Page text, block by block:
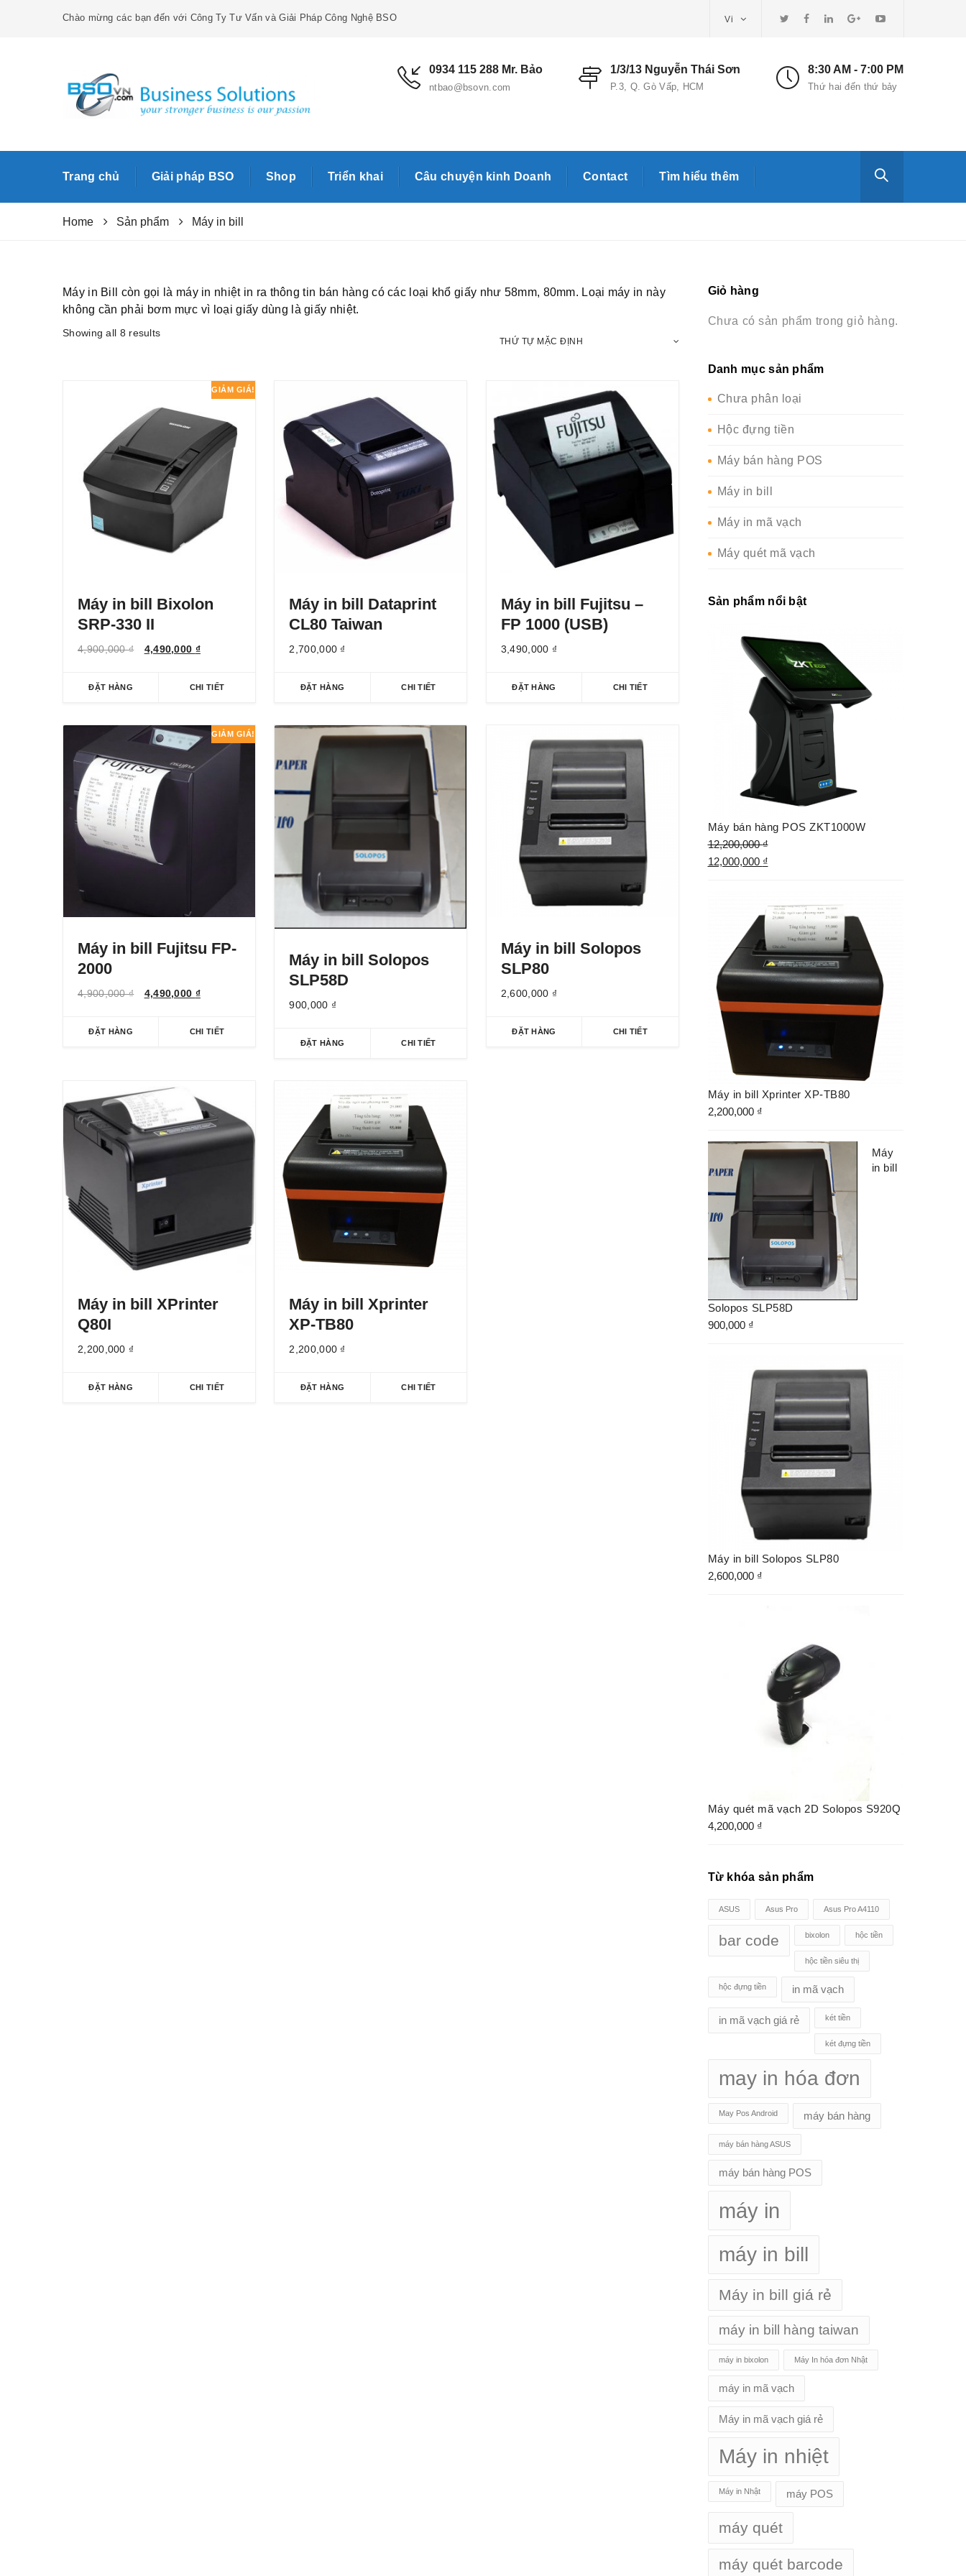
Chào mừng các bạn đến với Công Ty Tư Vấn và Giải Pháp Công Nghệ BSO Vi
0934 115 288 Mr. Bảo
ntbao@bsovn.com
1/3/13 Nguyễn Thái Sơn
P.3, Q. Gò Vấp, HCM
8:30 AM - 7:00 PM
Thứ hai đến thứ bảy
Trang chủ Giải pháp BSO Shop Triển khai Câu chuyện kinh Doanh Contact Tìm hiểu thêm
Home Sản phẩm Máy in bill
Máy in Bill còn gọi là máy in nhiệt in ra thông tin bán hàng có các loại khổ giấy như 58mm, 80mm. Loại máy in này
không cần phải bơm mực vì loại giấy dùng là giấy nhiệt.
Showing all 8 results
GIẢM GIÁ!
Máy in bill Bixolon
SRP-330 II
4,900,000₫ 4,490,000 ₫
ĐẶT HÀNG CHI TIẾT
Máy in bill Dataprint
CL80 Taiwan
2,700,000 ₫
ĐẶT HÀNG CHI TIẾT
Máy in bill Fujitsu –
FP 1000 (USB)
3,490,000 ₫
ĐẶT HÀNG CHI TIẾT
GIẢM GIÁ!
Máy in bill Fujitsu FP-
2000
4,900,000₫ 4,490,000 ₫
ĐẶT HÀNG CHI TIẾT
Máy in bill Solopos
SLP58D
900,000 ₫
ĐẶT HÀNG CHI TIẾT
Máy in bill Solopos
SLP80
2,600,000 ₫
ĐẶT HÀNG CHI TIẾT
Máy in bill XPrinter
Q80I
2,200,000 ₫
ĐẶT HÀNG CHI TIẾT
Máy in bill Xprinter
XP-TB80
2,200,000 ₫
ĐẶT HÀNG CHI TIẾT
Giỏ hàng
Chưa có sản phẩm trong giỏ hàng.
Danh mục sản phẩm
Chưa phân loại
Hộc đựng tiền
Máy bán hàng POS
Máy in bill
Máy in mã vạch
Máy quét mã vạch
Sản phẩm nổi bật
Máy bán hàng POS ZKT1000W
12,200,000₫
12,000,000 ₫
Máy in bill Xprinter XP-TB80
2,200,000 ₫
Máy
in bill
Solopos SLP58D
900,000 ₫
Máy in bill Solopos SLP80
2,600,000 ₫
Máy quét mã vạch 2D Solopos S920Q
4,200,000 ₫
Từ khóa sản phẩm
ASUS Asus Pro Asus Pro A4110
bar code bixolon hộc tiền
hộc tiền siêu thị
hộc đựng tiền in mã vạch
in mã vạch giá rẻ két tiền
két đựng tiền
may in hóa đơn
May Pos Android máy bán hàng
máy bán hàng ASUS
máy bán hàng POS
máy in
máy in bill
Máy in bill giá rẻ
máy in bill hàng taiwan
máy in bixolon Máy In hóa đơn Nhật
máy in mã vạch
Máy in mã vạch giá rẻ
Máy in nhiệt
Máy in Nhật máy POS
máy quét
máy quét barcode